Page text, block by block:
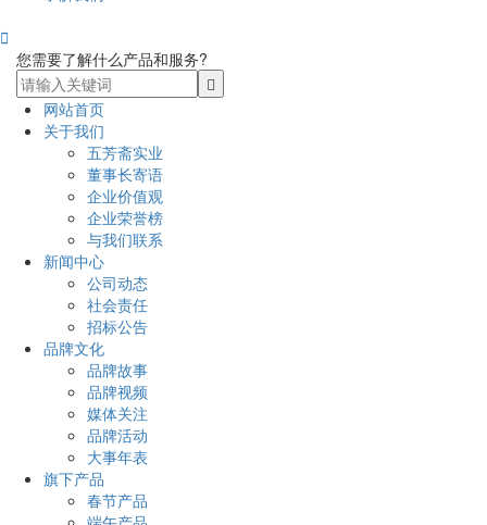

您需要了解什么产品和服务?
网站首页
关于我们
五芳斋实业
董事长寄语
企业价值观
企业荣誉榜
与我们联系
新闻中心
公司动态
社会责任
招标公告
品牌文化
品牌故事
品牌视频
媒体关注
品牌活动
大事年表
旗下产品
春节产品